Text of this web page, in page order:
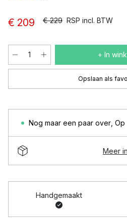
€ 209 € 229 RSP incl. BTW
+ In
Opslaan als
Nog maar een paar over Op
Meer
Handgemaakt